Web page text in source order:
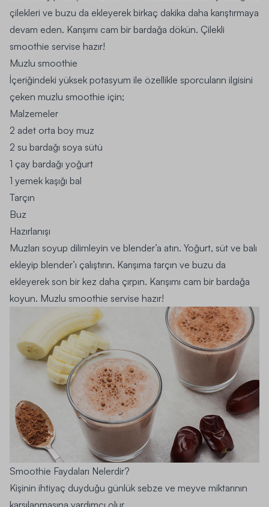
çilekleri ve buzu da ekleyerek birkaç dakika daha karıştırmaya
devam eden. Karışımı cam bir bardağa dökün. Çilekli
smoothie servise hazır!
Muzlu smoothie
İçeriğindeki yüksek potasyum ile özellikle sporcuların ilgisini
çeken muzlu smoothie için;
Malzemeler
2 adet orta boy muz
2 su bardağı soya sütü
1 çay bardağı yoğurt
1 yemek kaşığı bal
Tarçın
Buz
Hazırlanışı
Muzları soyup dilimleyin ve blender’a atın. Yoğurt, süt ve balı
ekleyip blender’ı çalıştırın. Karışıma tarçın ve buzu da
ekleyerek son bir kez daha çırpın. Karışımı cam bir bardağa
koyun. Muzlu smoothie servise hazır!
Smoothie Faydaları Nelerdir?
Kişinin ihtiyaç duyduğu günlük sebze ve meyve miktarının
karşılanmasına yardımcı olur.